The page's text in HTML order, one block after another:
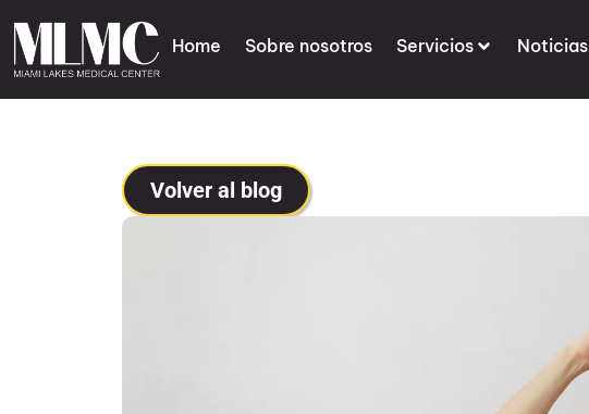
Home Sobre nosotros Servicios Noticias
Volver al blog